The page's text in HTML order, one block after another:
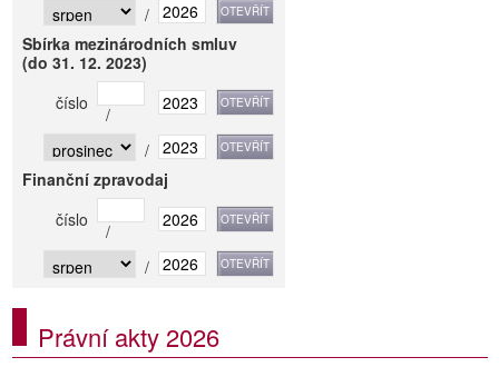
/
Sbírka mezinárodních smluv
(do 31. 12. 2023)
číslo
/
/
Finanční zpravodaj
číslo
/
/
Právní akty 2026